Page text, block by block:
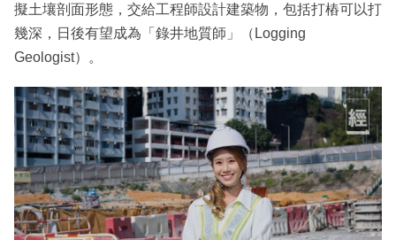
擬土壤剖面形態，交給工程師設計建築物，包括打樁可以打
幾深，日後有望成為「錄井地質師」（Logging
Geologist）。